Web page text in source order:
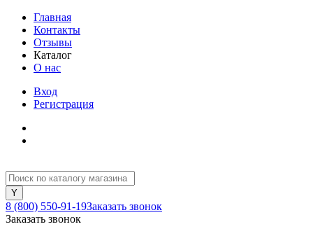
Главная
Контакты
Отзывы
Каталог
О нас
Вход
Регистрация
8 (800) 550-91-19Заказать звонок
Заказать звонок